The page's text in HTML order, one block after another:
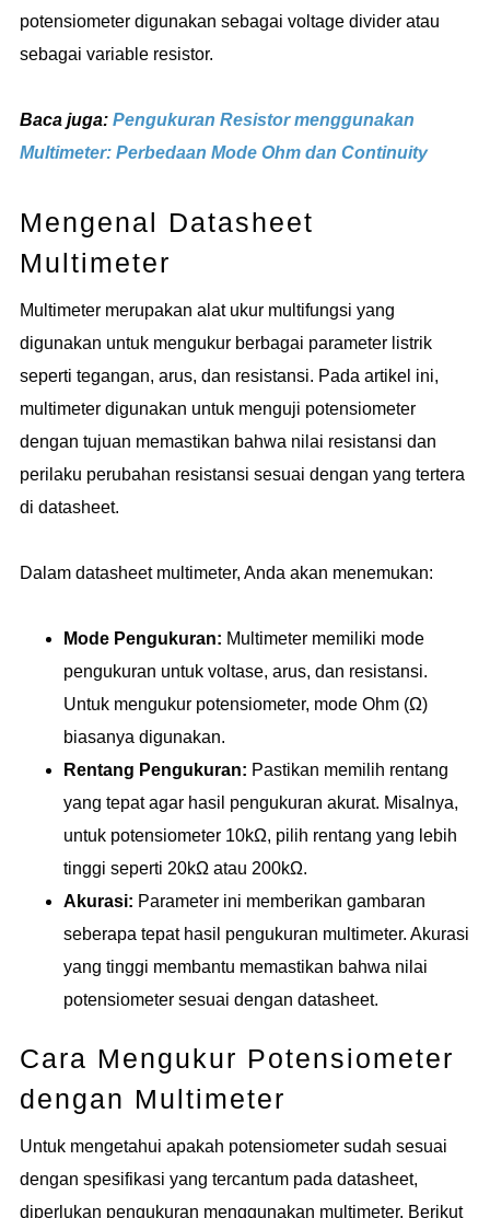
potensiometer digunakan sebagai voltage divider atau
sebagai variable resistor.
Baca juga: Pengukuran Resistor menggunakan
Multimeter: Perbedaan Mode Ohm dan Continuity
Mengenal Datasheet
Multimeter
Multimeter merupakan alat ukur multifungsi yang
digunakan untuk mengukur berbagai parameter listrik
seperti tegangan, arus, dan resistansi. Pada artikel ini,
multimeter digunakan untuk menguji potensiometer
dengan tujuan memastikan bahwa nilai resistansi dan
perilaku perubahan resistansi sesuai dengan yang tertera
di datasheet.
Dalam datasheet multimeter, Anda akan menemukan:
Mode Pengukuran: Multimeter memiliki mode
pengukuran untuk voltase, arus, dan resistansi.
Untuk mengukur potensiometer, mode Ohm (Ω)
biasanya digunakan.
Rentang Pengukuran: Pastikan memilih rentang
yang tepat agar hasil pengukuran akurat. Misalnya,
untuk potensiometer 10kΩ, pilih rentang yang lebih
tinggi seperti 20kΩ atau 200kΩ.
Akurasi: Parameter ini memberikan gambaran
seberapa tepat hasil pengukuran multimeter. Akurasi
yang tinggi membantu memastikan bahwa nilai
potensiometer sesuai dengan datasheet.
Cara Mengukur Potensiometer
dengan Multimeter
Untuk mengetahui apakah potensiometer sudah sesuai
dengan spesifikasi yang tercantum pada datasheet,
diperlukan pengukuran menggunakan multimeter. Berikut